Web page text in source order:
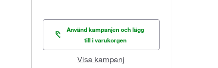
Använd kampanjen och lägg
till i varukorgen
Visa kampanj